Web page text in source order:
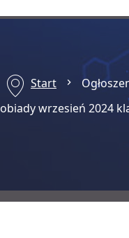
Start
obiady wrzesień 2024